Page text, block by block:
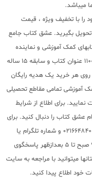
میباشد.
را با تخفیف ویژه ، قیمت
بگیرید. عشق کتاب جامع
کمک آموزشی و نماینده
مستقیم ناشران معتبر کمک آموزشی با بیش از 11000 عنوان کتاب و سابقه 15 ساله
روی هر خرید یک هدیه رایگان
آموزشی تمامی مقاطع تحصیلی
برای اطلاع از شرایط
عشق کتاب را دنبال کنید. برای
پیگیری سفارشات تهران شماره تلفن پشتیبانی 02166484008 و شماره تلگرام یا
واتس اپ 09203472622 می باشد که از ساعت 9 صبح تا 5 بعدازظهر پاسخگوی
میتوانید با مراجعه به سایت
اطلاع پیدا کنید.